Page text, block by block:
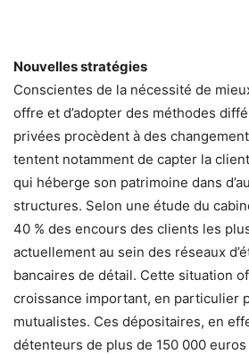
Nouvelles stratégies
Conscientes de la nécessité de
offre et d’adopter des méthodes
privées procèdent à des
tentent notamment de capter la
qui héberge son patrimoine dans
structures. Selon une étude du
40 % des encours des clients les
actuellement au sein des réseaux
bancaires de détail. Cette situation
croissance important, en particulier
mutualistes. Ces dépositaires, en
détenteurs de plus de 150 000 euros